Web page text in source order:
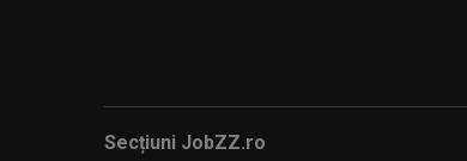
Secțiuni JobZZ.ro